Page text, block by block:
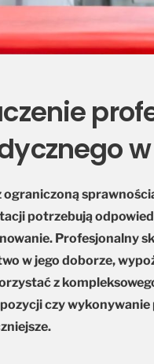
ograniczoną
potrzebują
Profesjonalny
w jego doborze,
z
czy